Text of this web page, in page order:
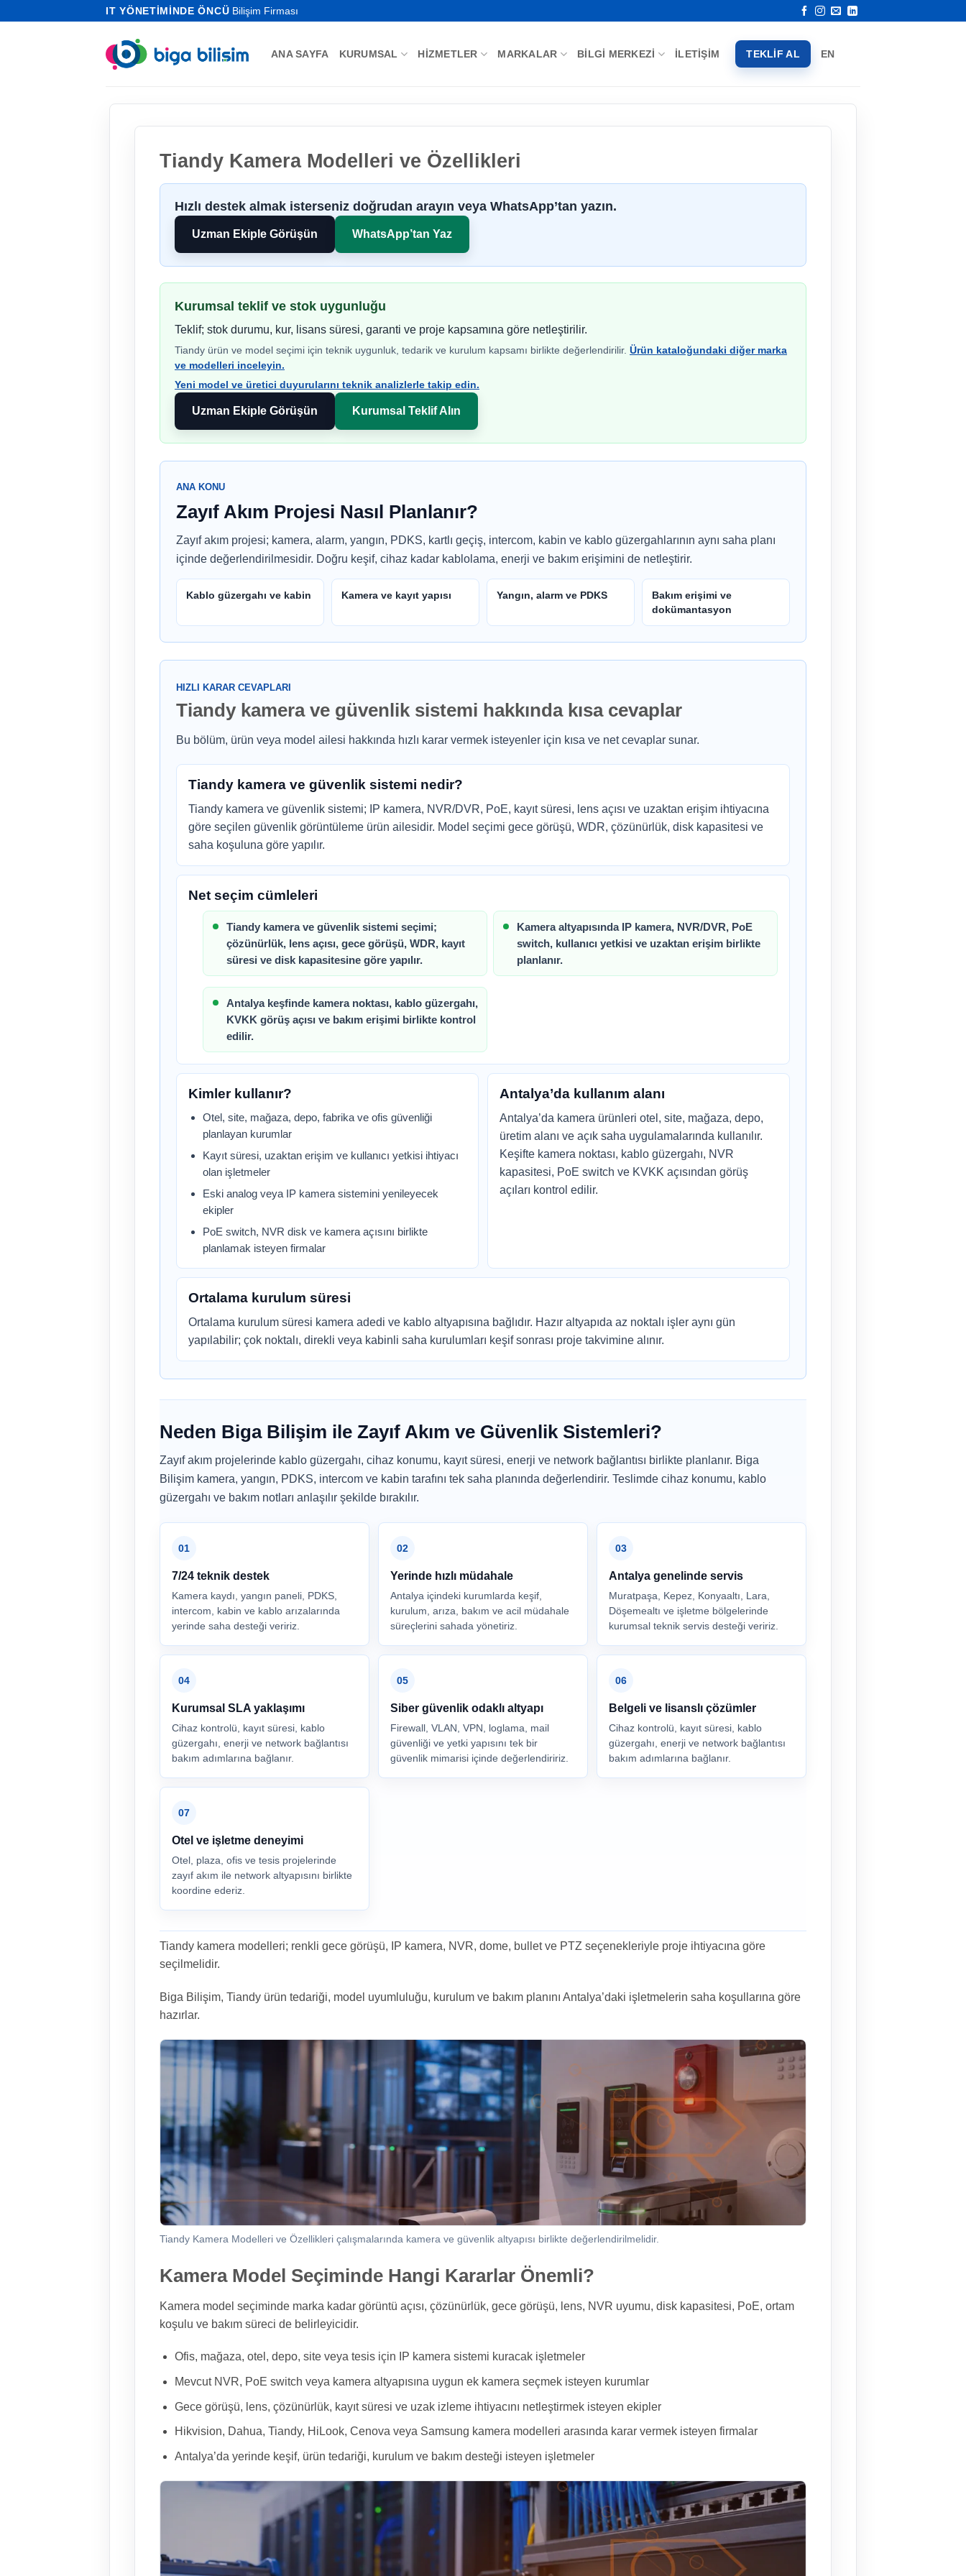
IT YÖNETİMİNDE ÖNCÜ Bilişim Firması
ANA SAYFA KURUMSAL HIZMETLER MARKALAR BILGI MERKEZI İLETIŞIM TEKLIF AL EN
Tiandy Kamera Modelleri ve Özellikleri
Hızlı destek almak isterseniz doğrudan arayın veya WhatsApp’tan yazın.
Uzman Ekiple Görüşün WhatsApp’tan Yaz
Kurumsal teklif ve stok uygunluğu
Teklif; stok durumu, kur, lisans süresi, garanti ve proje kapsamına göre netleştirilir.
Tiandy ürün ve model seçimi için teknik uygunluk, tedarik ve kurulum kapsamı birlikte değerlendirilir. Ürün kataloğundaki diğer marka
ve modelleri inceleyin.
Yeni model ve üretici duyurularını teknik analizlerle takip edin.
Uzman Ekiple Görüşün Kurumsal Teklif Alın
ANA KONU
Zayıf Akım Projesi Nasıl Planlanır?
Zayıf akım projesi; kamera, alarm, yangın, PDKS, kartlı geçiş, intercom, kabin ve kablo güzergahlarının aynı saha planı
içinde değerlendirilmesidir. Doğru keşif, cihaz kadar kablolama, enerji ve bakım erişimini de netleştirir.
Kablo güzergahı ve kabin Kamera ve kayıt yapısı Yangın, alarm ve PDKS
Bakım erişimi ve
dokümantasyon
HIZLI KARAR CEVAPLARI
Tiandy kamera ve güvenlik sistemi hakkında kısa cevaplar
Bu bölüm, ürün veya model ailesi hakkında hızlı karar vermek isteyenler için kısa ve net cevaplar sunar.
Tiandy kamera ve güvenlik sistemi nedir?
Tiandy kamera ve güvenlik sistemi; IP kamera, NVR/DVR, PoE, kayıt süresi, lens açısı ve uzaktan erişim ihtiyacına
göre seçilen güvenlik görüntüleme ürün ailesidir. Model seçimi gece görüşü, WDR, çözünürlük, disk kapasitesi ve
saha koşuluna göre yapılır.
Net seçim cümleleri
Tiandy kamera ve güvenlik sistemi seçimi;
çözünürlük, lens açısı, gece görüşü, WDR, kayıt
süresi ve disk kapasitesine göre yapılır.
Kamera altyapısında IP kamera, NVR/DVR, PoE
switch, kullanıcı yetkisi ve uzaktan erişim birlikte
planlanır.
Antalya keşfinde kamera noktası, kablo güzergahı,
KVKK görüş açısı ve bakım erişimi birlikte kontrol
edilir.
Kimler kullanır?
Otel, site, mağaza, depo, fabrika ve ofis güvenliği
planlayan kurumlar
Kayıt süresi, uzaktan erişim ve kullanıcı yetkisi ihtiyacı
olan işletmeler
Eski analog veya IP kamera sistemini yenileyecek
ekipler
PoE switch, NVR disk ve kamera açısını birlikte
planlamak isteyen firmalar
Antalya’da kullanım alanı
Antalya’da kamera ürünleri otel, site, mağaza, depo,
üretim alanı ve açık saha uygulamalarında kullanılır.
Keşifte kamera noktası, kablo güzergahı, NVR
kapasitesi, PoE switch ve KVKK açısından görüş
açıları kontrol edilir.
Ortalama kurulum süresi
Ortalama kurulum süresi kamera adedi ve kablo altyapısına bağlıdır. Hazır altyapıda az noktalı işler aynı gün
yapılabilir; çok noktalı, direkli veya kabinli saha kurulumları keşif sonrası proje takvimine alınır.
Neden Biga Bilişim ile Zayıf Akım ve Güvenlik Sistemleri?
Zayıf akım projelerinde kablo güzergahı, cihaz konumu, kayıt süresi, enerji ve network bağlantısı birlikte planlanır. Biga
Bilişim kamera, yangın, PDKS, intercom ve kabin tarafını tek saha planında değerlendirir. Teslimde cihaz konumu, kablo
güzergahı ve bakım notları anlaşılır şekilde bırakılır.
01
7/24 teknik destek
Kamera kaydı, yangın paneli, PDKS,
intercom, kabin ve kablo arızalarında
yerinde saha desteği veririz.
02
Yerinde hızlı müdahale
Antalya içindeki kurumlarda keşif,
kurulum, arıza, bakım ve acil müdahale
süreçlerini sahada yönetiriz.
03
Antalya genelinde servis
Muratpaşa, Kepez, Konyaaltı, Lara,
Döşemealtı ve işletme bölgelerinde
kurumsal teknik servis desteği veririz.
04
Kurumsal SLA yaklaşımı
Cihaz kontrolü, kayıt süresi, kablo
güzergahı, enerji ve network bağlantısı
bakım adımlarına bağlanır.
05
Siber güvenlik odaklı altyapı
Firewall, VLAN, VPN, loglama, mail
güvenliği ve yetki yapısını tek bir
güvenlik mimarisi içinde değerlendiririz.
06
Belgeli ve lisanslı çözümler
Cihaz kontrolü, kayıt süresi, kablo
güzergahı, enerji ve network bağlantısı
bakım adımlarına bağlanır.
07
Otel ve işletme deneyimi
Otel, plaza, ofis ve tesis projelerinde
zayıf akım ile network altyapısını birlikte
koordine ederiz.
Tiandy kamera modelleri; renkli gece görüşü, IP kamera, NVR, dome, bullet ve PTZ seçenekleriyle proje ihtiyacına göre
seçilmelidir.
Biga Bilişim, Tiandy ürün tedariği, model uyumluluğu, kurulum ve bakım planını Antalya’daki işletmelerin saha koşullarına göre
hazırlar.
Tiandy Kamera Modelleri ve Özellikleri çalışmalarında kamera ve güvenlik altyapısı birlikte değerlendirilmelidir.
Kamera Model Seçiminde Hangi Kararlar Önemli?
Kamera model seçiminde marka kadar görüntü açısı, çözünürlük, gece görüşü, lens, NVR uyumu, disk kapasitesi, PoE, ortam
koşulu ve bakım süreci de belirleyicidir.
Ofis, mağaza, otel, depo, site veya tesis için IP kamera sistemi kuracak işletmeler
Mevcut NVR, PoE switch veya kamera altyapısına uygun ek kamera seçmek isteyen kurumlar
Gece görüşü, lens, çözünürlük, kayıt süresi ve uzak izleme ihtiyacını netleştirmek isteyen ekipler
Hikvision, Dahua, Tiandy, HiLook, Cenova veya Samsung kamera modelleri arasında karar vermek isteyen firmalar
Antalya’da yerinde keşif, ürün tedariği, kurulum ve bakım desteği isteyen işletmeler